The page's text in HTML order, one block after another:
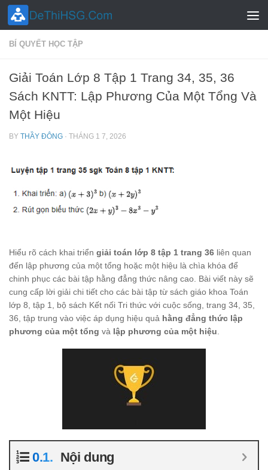
Skip to content
BÍ QUYẾT HỌC TẬP
Giải Toán Lớp 8 Tập 1 Trang 34, 35, 36
Sách KNTT: Lập Phương Của Một Tổng Và
Một Hiệu
BY THẦY ĐÔNG · THÁNG 1 7, 2026
Hiểu rõ cách khai triển giải toán lớp 8 tập 1 trang 36 liên quan
đến lập phương của một tổng hoặc một hiệu là chìa khóa để
chinh phục các bài tập hằng đẳng thức nâng cao. Bài viết này sẽ
cung cấp lời giải chi tiết cho các bài tập từ sách giáo khoa Toán
lớp 8, tập 1, bộ sách Kết nối Tri thức với cuộc sống, trang 34, 35,
36, tập trung vào việc áp dụng hiệu quả hằng đẳng thức lập
phương của một tổng và lập phương của một hiệu.
Nội dung